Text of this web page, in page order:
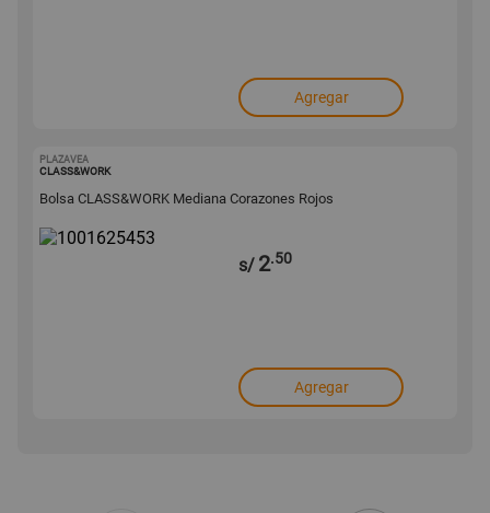
Agregar
PLAZAVEA
CLASS&WORK
Bolsa CLASS&WORK Mediana Corazones Rojos
s/ 2.50
Agregar